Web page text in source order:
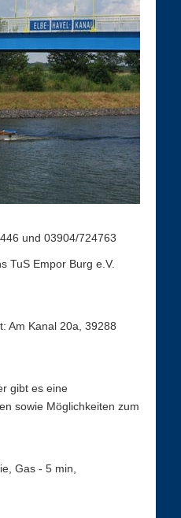
und 03904/724763
TuS Empor Burg e.V.
Am Kanal 20a, 39288
gibt es eine
sowie Möglichkeiten zum
Gas - 5 min,